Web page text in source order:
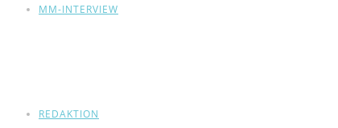
MM-INTERVIEW
REDAKTION